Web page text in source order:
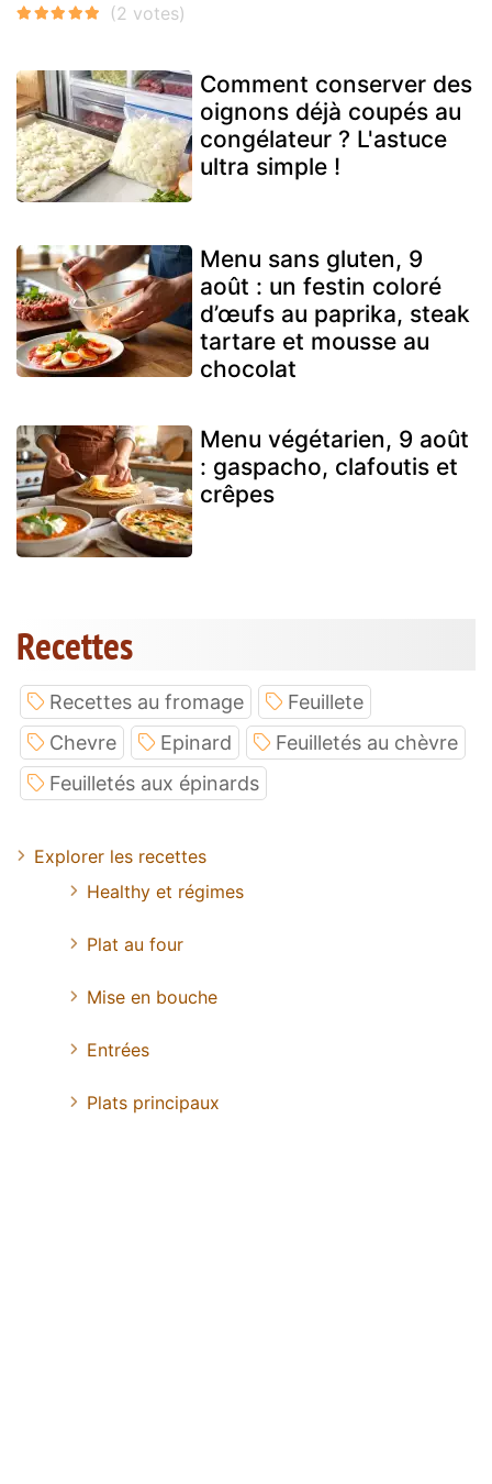
Comment conserver des
oignons déjà coupés au
congélateur ? L'astuce
ultra simple !
Menu sans gluten, 9
août : un festin coloré
d’œufs au paprika, steak
tartare et mousse au
chocolat
Menu végétarien, 9 août
: gaspacho, clafoutis et
crêpes
Recettes
Recettes au fromage
Feuillete
Chevre
Epinard
Feuilletés au chèvre
Feuilletés aux épinards
Explorer les recettes
Healthy et régimes
Plat au four
Mise en bouche
Entrées
Plats principaux